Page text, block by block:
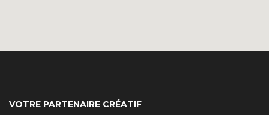
VOTRE PARTENAIRE CRÉATIF